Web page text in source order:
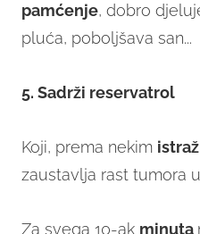
pamćenje, dobro
pluća, poboljšava san...
5. Sadrži reservatrol
Koji, prema nekim
zaustavlja rast tumora
Za svega 10-ak minuta